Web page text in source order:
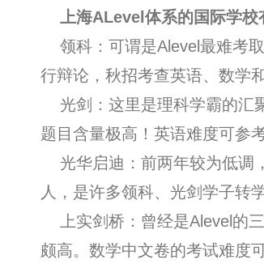
上海ALevel体系的国际学校
领科：可谓是Alevel最难考
行辩论，秋招考查英语、数学
光剑：这里是理科学霸的汇
题目含量极高！英语难度可参
光华启迪：前两年较为低调
人，是许多领科、光剑学子转
上实剑桥：曾经是Alevel的
颇高。数学中文卷的考试难度